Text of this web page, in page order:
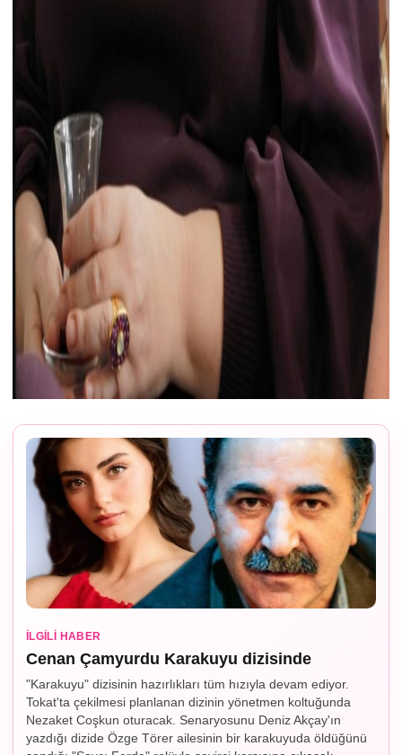
İLGILI HABER
Cenan Çamyurdu Karakuyu dizisinde
"Karakuyu" dizisinin hazırlıkları tüm hızıyla devam ediyor.
Tokat'ta çekilmesi planlanan dizinin yönetmen koltuğunda
Nezaket Coşkun oturacak. Senaryosunu Deniz Akçay'ın
yazdığı dizide Özge Törer ailesinin bir karakuyuda öldüğünü